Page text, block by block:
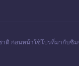
าติ ก่อนหน้าใช้โปรที่มากับซิม